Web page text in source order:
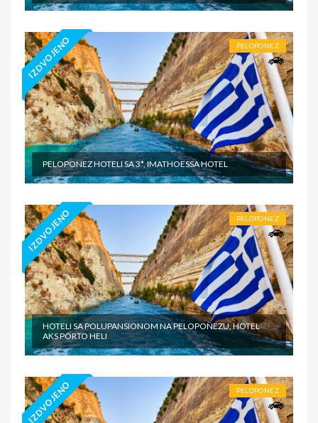
IZDVOJENO PELOPONEZ
PELOPONEZ HOTELI SA 3*, IMATHOESSA HOTEL
IZDVOJENO PELOPONEZ
HOTELI SA POLUPANSIONOM NA PELOPONEZU, HOTEL
AKS PORTO HELI
IZDVOJENO PELOPONEZ